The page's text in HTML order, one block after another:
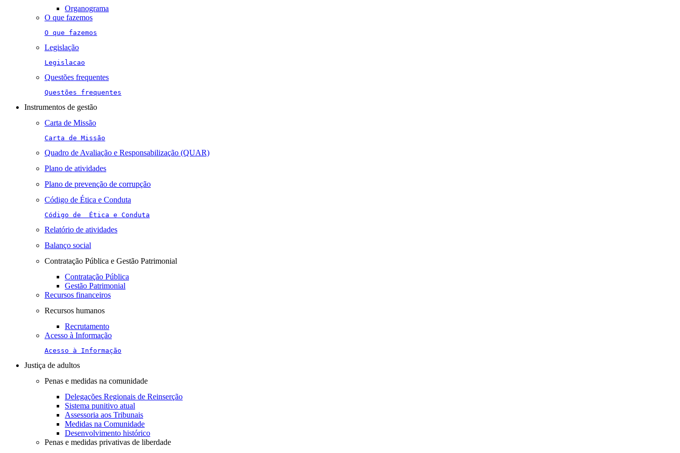
Organograma
O que fazemos
O que fazemos
Legislação
Legislacao
Questões frequentes
Questões frequentes
Instrumentos de gestão
Carta de Missão
Carta de Missão
Quadro de Avaliação e Responsabilização (QUAR)
Plano de atividades
Plano de prevenção de corrupção
Código de Ética e Conduta
Código de  Ética e Conduta
Relatório de atividades
Balanço social
Contratação Pública e Gestão Patrimonial
Contratação Pública
Gestão Patrimonial
Recursos financeiros
Recursos humanos
Recrutamento
Acesso à Informação
Acesso à Informação
Justiça de adultos
Penas e medidas na comunidade
Delegações Regionais de Reinserção
Sistema punitivo atual
Assessoria aos Tribunais
Medidas na Comunidade
Desenvolvimento histórico
Penas e medidas privativas de liberdade